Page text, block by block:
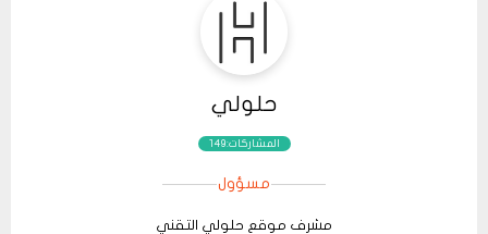
حلولي
المشاركات:149
مسؤول
مشرف موقع حلولي التقني